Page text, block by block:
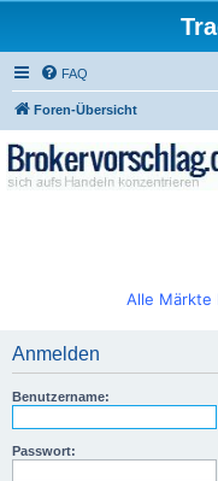
FAQ
Foren-Übersicht
Alle Märkte
Anmelden
Benutzername:
Passwort: